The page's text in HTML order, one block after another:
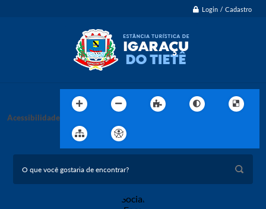
Login / Cadastro
Acessibilidade